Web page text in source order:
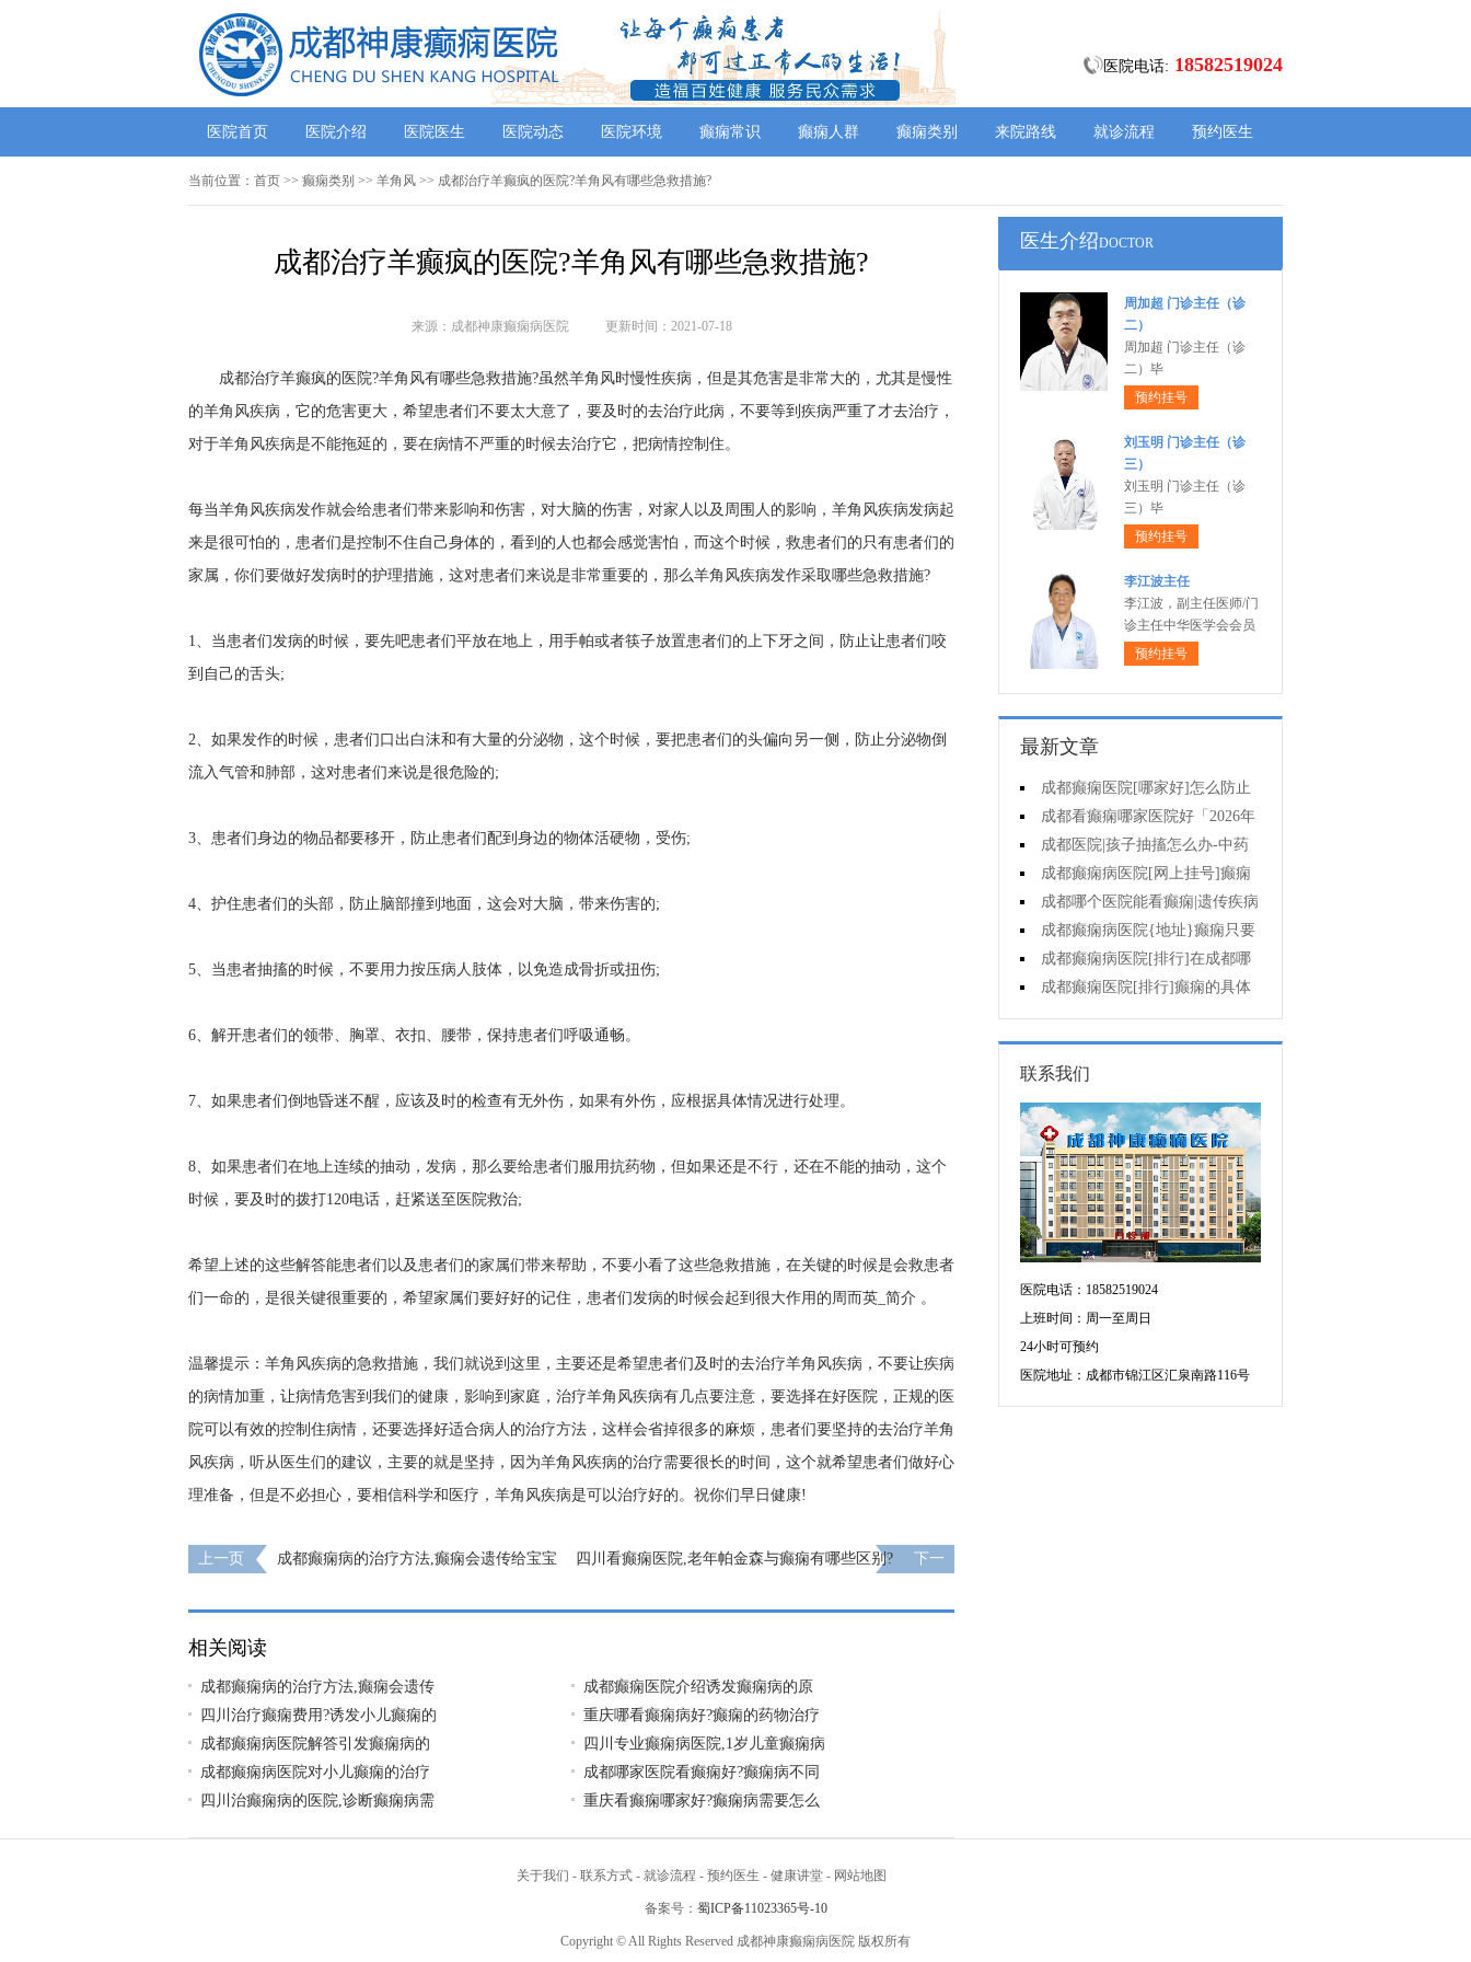
医院电话: 18582519024
医院首页 医院介绍 医院医生 医院动态 医院环境 癫痫常识 癫痫人群 癫痫类别 来院路线 就诊流程 预约医生
当前位置： 首页 >> 癫痫类别 >> 羊角风 >> 成都治疗羊癫疯的医院?羊角风有哪些急救措施?
成都治疗羊癫疯的医院?羊角风有哪些急救措施?
来源：成都神康癫痫病医院 更新时间：2021-07-18
成都治疗羊癫疯的医院?羊角风有哪些急救措施?虽然羊角风时慢性疾病，但是其危害是非常大的，尤其是慢性
的羊角风疾病，它的危害更大，希望患者们不要太大意了，要及时的去治疗此病，不要等到疾病严重了才去治疗，
对于羊角风疾病是不能拖延的，要在病情不严重的时候去治疗它，把病情控制住。
每当羊角风疾病发作就会给患者们带来影响和伤害，对大脑的伤害，对家人以及周围人的影响，羊角风疾病发病起
来是很可怕的，患者们是控制不住自己身体的，看到的人也都会感觉害怕，而这个时候，救患者们的只有患者们的
家属，你们要做好发病时的护理措施，这对患者们来说是非常重要的，那么羊角风疾病发作采取哪些急救措施?
1、当患者们发病的时候，要先吧患者们平放在地上，用手帕或者筷子放置患者们的上下牙之间，防止让患者们咬
到自己的舌头;
2、如果发作的时候，患者们口出白沫和有大量的分泌物，这个时候，要把患者们的头偏向另一侧，防止分泌物倒
流入气管和肺部，这对患者们来说是很危险的;
3、患者们身边的物品都要移开，防止患者们配到身边的物体活硬物，受伤;
4、护住患者们的头部，防止脑部撞到地面，这会对大脑，带来伤害的;
5、当患者抽搐的时候，不要用力按压病人肢体，以免造成骨折或扭伤;
6、解开患者们的领带、胸罩、衣扣、腰带，保持患者们呼吸通畅。
7、如果患者们倒地昏迷不醒，应该及时的检查有无外伤，如果有外伤，应根据具体情况进行处理。
8、如果患者们在地上连续的抽动，发病，那么要给患者们服用抗药物，但如果还是不行，还在不能的抽动，这个
时候，要及时的拨打120电话，赶紧送至医院救治;
希望上述的这些解答能患者们以及患者们的家属们带来帮助，不要小看了这些急救措施，在关键的时候是会救患者
们一命的，是很关键很重要的，希望家属们要好好的记住，患者们发病的时候会起到很大作用的周而英_简介 。
温馨提示：羊角风疾病的急救措施，我们就说到这里，主要还是希望患者们及时的去治疗羊角风疾病，不要让疾病
的病情加重，让病情危害到我们的健康，影响到家庭，治疗羊角风疾病有几点要注意，要选择在好医院，正规的医
院可以有效的控制住病情，还要选择好适合病人的治疗方法，这样会省掉很多的麻烦，患者们要坚持的去治疗羊角
风疾病，听从医生们的建议，主要的就是坚持，因为羊角风疾病的治疗需要很长的时间，这个就希望患者们做好心
理准备，但是不必担心，要相信科学和医疗，羊角风疾病是可以治疗好的。祝你们早日健康!
上一页
成都癫痫病的治疗方法,癫痫会遗传给宝宝
四川看癫痫医院,老年帕金森与癫痫有哪些区别?
下一
相关阅读
成都癫痫病的治疗方法,癫痫会遗传
成都癫痫医院介绍诱发癫痫病的原
四川治疗癫痫费用?诱发小儿癫痫的
重庆哪看癫痫病好?癫痫的药物治疗
成都癫痫病医院解答引发癫痫病的
四川专业癫痫病医院,1岁儿童癫痫病
成都癫痫病医院对小儿癫痫的治疗
成都哪家医院看癫痫好?癫痫病不同
四川治癫痫病的医院,诊断癫痫病需
重庆看癫痫哪家好?癫痫病需要怎么
医生介绍DOCTOR
周加超 门诊主任（诊
二）
周加超 门诊主任（诊
二）毕
预约挂号
刘玉明 门诊主任（诊
三）
刘玉明 门诊主任（诊
三）毕
预约挂号
李江波主任
李江波，副主任医师/门
诊主任中华医学会会员
预约挂号
最新文章
成都癫痫医院[哪家好]怎么防止
癫痫发作?
成都看癫痫哪家医院好「2026年
度公布」生活中容易被忽视的癫痫
诱因有哪些?
成都医院|孩子抽搐怎么办-中药
治疗癫痫可以治好吗?
成都癫痫病医院[网上挂号]癫痫
的日常护理要点有哪些?
成都哪个医院能看癫痫|遗传疾病
中有癫痫吗?
成都癫痫病医院{地址}癫痫只要
手术就能治好吗?
成都癫痫病医院[排行]在成都哪
个医院专治儿童癫痫好?
成都癫痫医院[排行]癫痫的具体
症状有哪些?
联系我们
医院电话：18582519024
上班时间：周一至周日
24小时可预约
医院地址：成都市锦江区汇泉南路116号
关于我们 - 联系方式 - 就诊流程 - 预约医生 - 健康讲堂 - 网站地图
备案号： 蜀ICP备11023365号-10
Copyright © All Rights Reserved 成都神康癫痫病医院 版权所有